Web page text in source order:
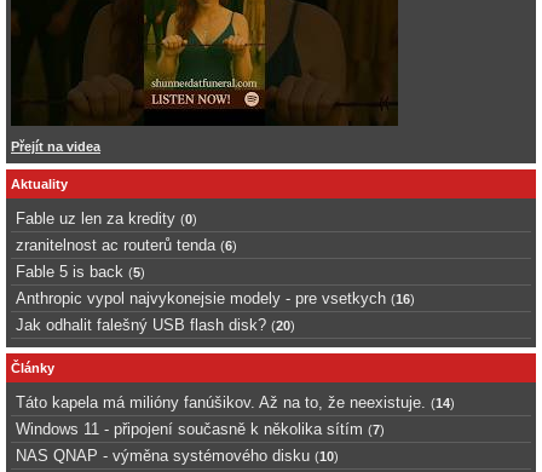
Přejít na videa
Aktuality
Fable uz len za kredity (0)
zranitelnost ac routerů tenda (6)
Fable 5 is back (5)
Anthropic vypol najvykonejsie modely - pre vsetkych (16)
Jak odhalit falešný USB flash disk? (20)
Články
Táto kapela má milióny fanúšikov. Až na to, že neexistuje. (14)
Windows 11 - připojení současně k několika sítím (7)
NAS QNAP - výměna systémového disku (10)